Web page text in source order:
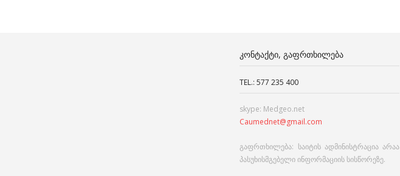
ᲙᲝᲜᲢᲐᲥᲢᲘ, ᲒᲐᲤᲠᲗᲮᲘᲚᲔᲑᲐ
TEL.: 577 235 400
skype: Medgeo.net
Caumednet@gmail.com
გაფრთხილება: საიტის ადმინისტრაცია არაა
პასუხისმგებელი ინფორმაციის სისწორეზე.